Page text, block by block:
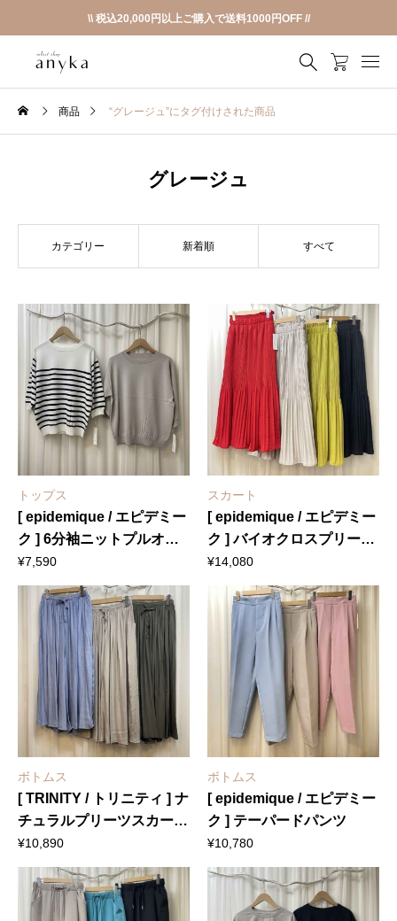
\\ 税込20,000円以上ご購入で送料1000円OFF //
商品 “グレージュ”にタグ付けされた商品
グレージュ
カテゴリー 新着順 すべて
トップス
[ epidemique / エピデミー
ク ] 6分袖ニットプルオー
バー
¥7,590
スカート
[ epidemique / エピデミー
ク ] バイオクロスプリーツ
スカート
¥14,080
ボトムス
[ TRINITY / トリニティ ] ナ
チュラルプリーツスカーチ
ョ
¥10,890
ボトムス
[ epidemique / エピデミー
ク ] テーパードパンツ
¥10,780